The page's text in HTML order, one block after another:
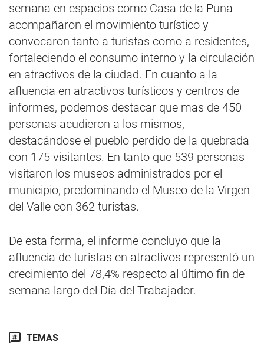
semana en espacios como Casa de la Puna
acompañaron el movimiento turístico y
convocaron tanto a turistas como a residentes,
fortaleciendo el consumo interno y la circulación
en atractivos de la ciudad. En cuanto a la
afluencia en atractivos turísticos y centros de
informes, podemos destacar que mas de 450
personas acudieron a los mismos,
destacándose el pueblo perdido de la quebrada
con 175 visitantes. En tanto que 539 personas
visitaron los museos administrados por el
municipio, predominando el Museo de la Virgen
del Valle con 362 turistas.
De esta forma, el informe concluyo que la
afluencia de turistas en atractivos representó un
crecimiento del 78,4% respecto al último fin de
semana largo del Día del Trabajador.
TEMAS